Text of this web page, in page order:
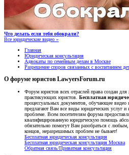
Что делать если тебя обокрали?
Все юридические видео »
Главная
Юридическая консультация
Адвокаты по семейным делам в Москве
Разрешение споров связанных с воспитанием
О форуме юристов LawyersForum.ru
Форум юристов всех отраслей права создан
практикующих юристов. Бесплатная
процессуальных документов, обучающее
предлагают Вам все виды юридических услуг
проблеме. Всем посетителям форума
квалифицированную юридическую помощь
обязательно помогут Вам разобраться с
концов, неразрешимых проблем не бывает!
Бесплатная юридическая консультация
Бесплатная юридическая консультация Москва
Обратная связь/Приватная консультация